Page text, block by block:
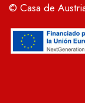
© Casa de